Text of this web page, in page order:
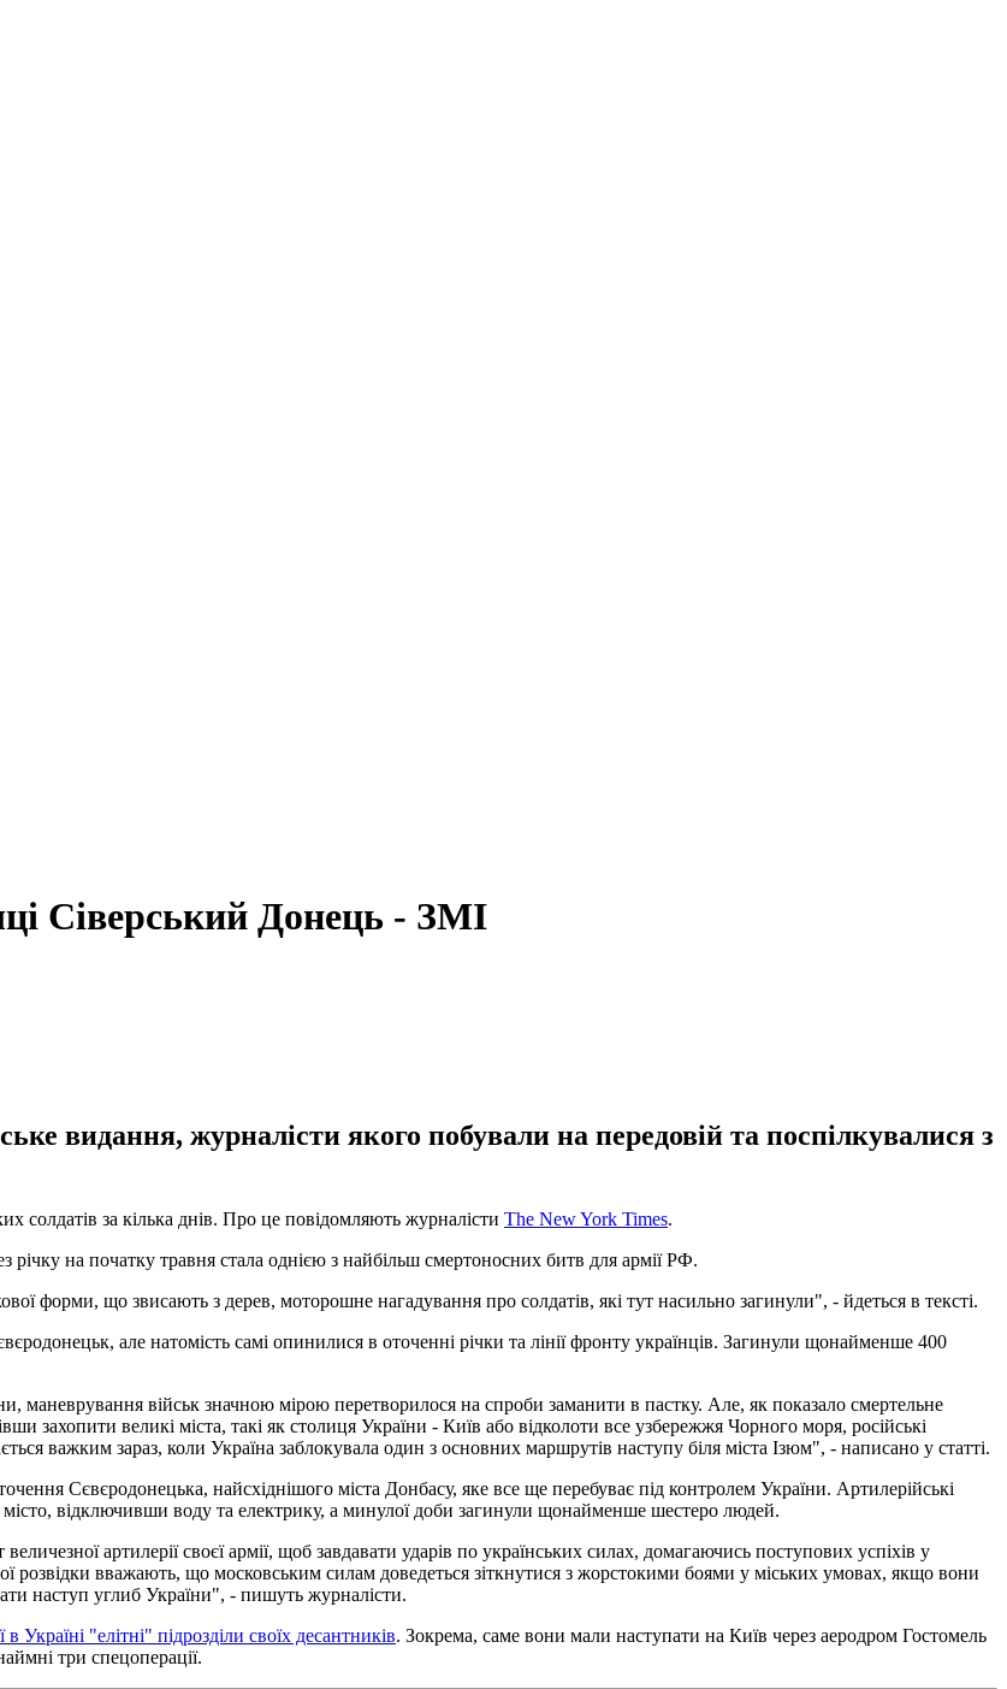
Сіверський Донець - ЗМІ
видання, журналісти якого побували на передовій та поспілкувалися з
солдатів за кілька днів. Про це повідомляють журналісти The New York Times.
річку на початку травня стала однією з найбільш смертоносних битв для армії РФ.
форми, що звисають з дерев, моторошне нагадування про солдатів, які тут насильно загинули", - йдеться в тексті.
але натомість самі опинилися в оточенні річки та лінії фронту українців. Загинули щонайменше 400
маневрування військ значною мірою перетворилося на спроби заманити в пастку. Але, як показало смертельне
захопити великі міста, такі як столиця України - Київ або відколоти все узбережжя Чорного моря, російські
важким зараз, коли Україна заблокувала один з основних маршрутів наступу біля міста Ізюм", - написано у статті.
Сєвєродонецька, найсхіднішого міста Донбасу, яке все ще перебуває під контролем України. Артилерійські
відключивши воду та електрику, а минулої доби загинули щонайменше шестеро людей.
артилерії своєї армії, щоб завдавати ударів по українських силах, домагаючись поступових успіхів у
розвідки вважають, що московським силам доведеться зіткнутися з жорстокими боями у міських умовах, якщо вони
наступ углиб України", - пишуть журналісти.
в Україні "елітні" підрозділи своїх десантників. Зокрема, саме вони мали наступати на Київ через аеродром Гостомель
три спецоперації.